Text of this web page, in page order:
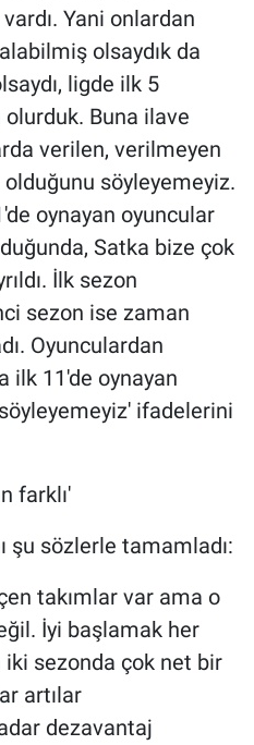
Yani onlardan
olsaydık da
ligde ilk 5
Buna ilave
verilen, verilmeyen
söyleyemeyiz.
oynayan oyuncular
Satka bize çok
İlk sezon
sezon ise zaman
Oyunculardan
ilk 11'de oynayan
ifadelerini
farklı'
şu sözlerle tamamladı:
takımlar var ama o
İyi başlamak her
iki sezonda çok net bir
artılar
dezavantaj